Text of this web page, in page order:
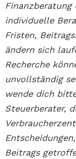
individuelle
Fristen,
ändern sich
Recherche
unvollständig
wende dich
Steuerberater,
Beitrags